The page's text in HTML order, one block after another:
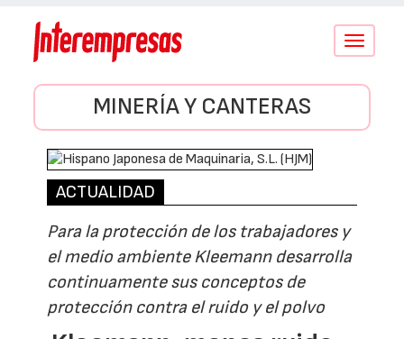
Conmutar
MINERÍA Y CANTERAS
ACTUALIDAD
Para la protección de los trabajadores y
el medio ambiente Kleemann desarrolla
continuamente sus conceptos de
protección contra el ruido y el polvo